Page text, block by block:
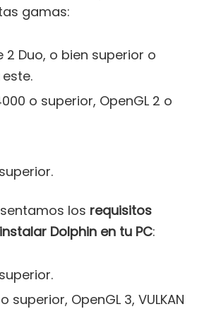
gamas:
2 Duo, o bien superior o
o superior, OpenGL 2 o
los requisitos
Dolphin en tu PC:
superior, OpenGL 3, VULKAN